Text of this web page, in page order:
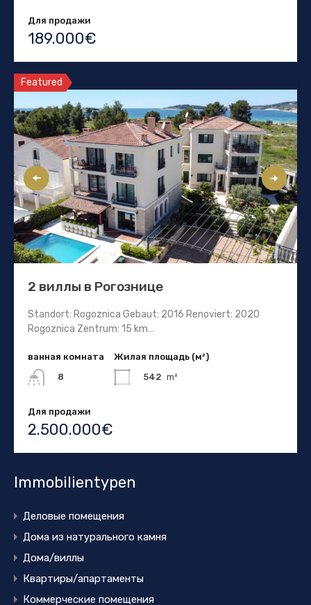
Для продажи
189.000€
Featured
2 виллы в Рогознице
Standort: Rogoznica Gebaut: 2016 Renoviert: 2020
Rogoznica Zentrum: 15 km…
ванная комната
8
Жилая площадь (м²)
542 m²
Для продажи
2.500.000€
Immobilientypen
Деловые помещения
Дома из натурального камня
Дома/виллы
Квартиры/апартаменты
Коммерческие помещения